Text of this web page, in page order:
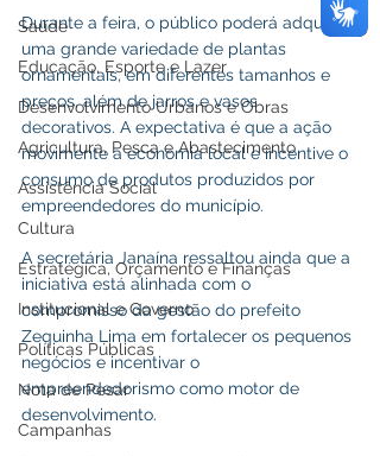
Saúde
Educação, Esporte e Lazer
Desenvolvimento Urbanos e Obras
Agricultura, Pesca e Abastecimento
Assistência Social
Cultura
Estratégica, Orçamento e Finanças
Institucional e Governo
Políticas Públicas
Nota de Pesar
Campanhas
Durante a feira, o público poderá adquirir
uma grande variedade de plantas
ornamentais, em diferentes tamanhos e
preços, além de jarros e vasos
decorativos. A expectativa é que a ação
movimente a economia local e incentive o
consumo de produtos produzidos por
empreendedores do município.
A secretária Janaína ressaltou ainda que a
iniciativa está alinhada com o
compromisso da gestão do prefeito
Zequinha Lima em fortalecer os pequenos
negócios e incentivar o
empreendedorismo como motor de
desenvolvimento.